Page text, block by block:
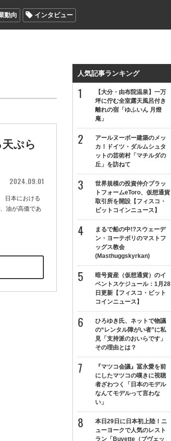
動向 インタビュー
ぷら
2024.09.01
日本における
油が高価であ
人気記事ランキング
【大分・由布院温泉】一万
坪に佇む全室露天風呂付き
離れの宿「ゆふいん 月燈
庵」
アールヌーボー建築のメッ
カ！ドイツ・ダルムシュタ
ットの芸術村「マチルダの
丘」を訪ねて
世界規模の投資仲介プラッ
トフォームeToro、仮想通貨
取引所を開設【フィスコ・
ビットコインニュース】
まるで船の中!?スウェーデ
ン・ヨーテボリのマストフ
ッグス教会
(Masthuggskyrkan)
暗号資産（仮想通貨）のイ
ベントスケジュール：1月28
日更新【フィスコ・ビット
コインニュース】
ひろゆき氏、ネットで物議
の“レンタル障がい者”に私
見「支持派のおいらです」
その理由とは？
『マツコ会議』冨永愛を前
にしたマツコの嘆きに視聴
者ざわつく「日本のモデル
なんてモデルって言わな
い」
本日29日に日本初上陸！ニ
ューヨークで人気のレスト
ラン「Buvette（ブヴェッ